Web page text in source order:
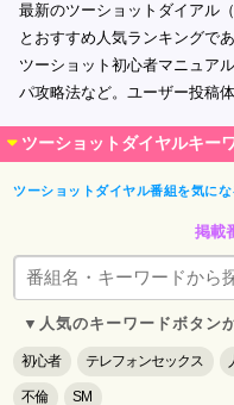
最新のツーショットダイアル
とおすすめ人気ランキングで
ツーショット初心者マニュア
パ攻略法など。ユーザー投稿
ツーショットダイヤルキー
ツーショットダイヤル番組を気に
掲載
▼人気のキーワードボタン
初心者 テレフォンセックス
不倫 SM